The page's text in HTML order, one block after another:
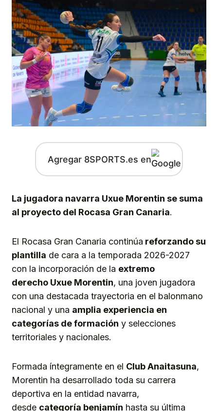
Agregar 8SPORTS.es en
La jugadora navarra Uxue Morentin se suma
al proyecto del Rocasa Gran Canaria.
El Rocasa Gran Canaria continúa reforzando su
plantilla de cara a la temporada 2026-2027
con la incorporación de la extremo
derecho Uxue Morentin, una joven jugadora
con una destacada trayectoria en el balonmano
nacional y una amplia experiencia en
categorías de formación y selecciones
territoriales y nacionales.
Formada íntegramente en el Club Anaitasuna,
Morentin ha desarrollado toda su carrera
deportiva en la entidad navarra,
desde categoría benjamín hasta su última